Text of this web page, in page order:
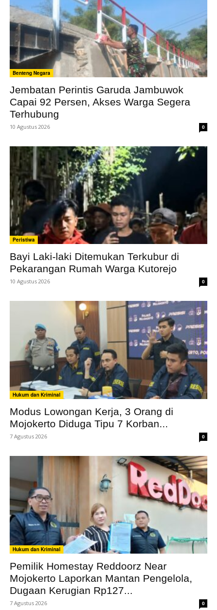
Benteng Negara
Jembatan Perintis Garuda Jambuwok
Capai 92 Persen, Akses Warga Segera
Terhubung
10 Agustus 2026 0
Peristiwa
Bayi Laki-laki Ditemukan Terkubur di
Pekarangan Rumah Warga Kutorejo
10 Agustus 2026 0
Hukum dan Kriminal
Modus Lowongan Kerja, 3 Orang di
Mojokerto Diduga Tipu 7 Korban...
7 Agustus 2026 0
Hukum dan Kriminal
Pemilik Homestay Reddoorz Near
Mojokerto Laporkan Mantan Pengelola,
Dugaan Kerugian Rp127...
7 Agustus 2026 0